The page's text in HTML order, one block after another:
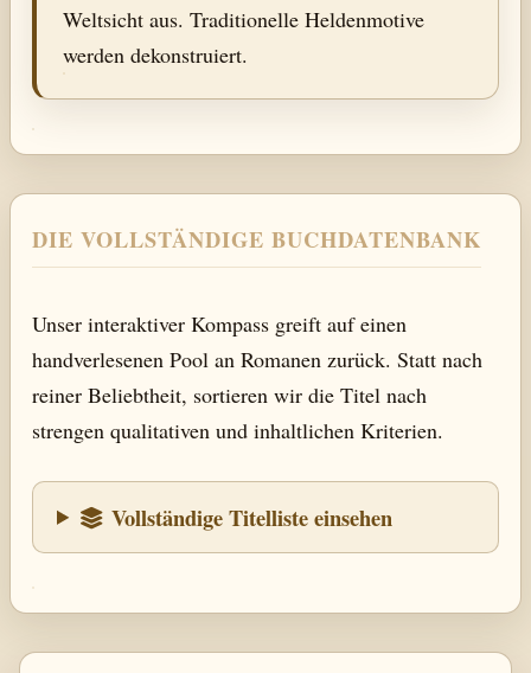
Weltsicht aus. Traditionelle Heldenmotive
werden dekonstruiert.
DIE VOLLSTÄNDIGE BUCHDATENBANK
Unser interaktiver Kompass greift auf einen
handverlesenen Pool an Romanen zurück. Statt nach
reiner Beliebtheit, sortieren wir die Titel nach
strengen qualitativen und inhaltlichen Kriterien.
Vollständige Titelliste einsehen